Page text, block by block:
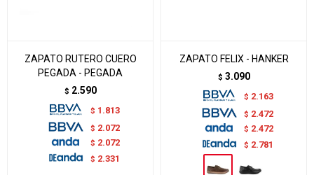
ZAPATO RUTERO CUERO
PEGADA - PEGADA
$ 2.590
$ 1.813
$ 2.072
$ 2.072
$ 2.331
ZAPATO FELIX - HANKER
$ 3.090
$ 2.163
$ 2.472
$ 2.472
$ 2.781